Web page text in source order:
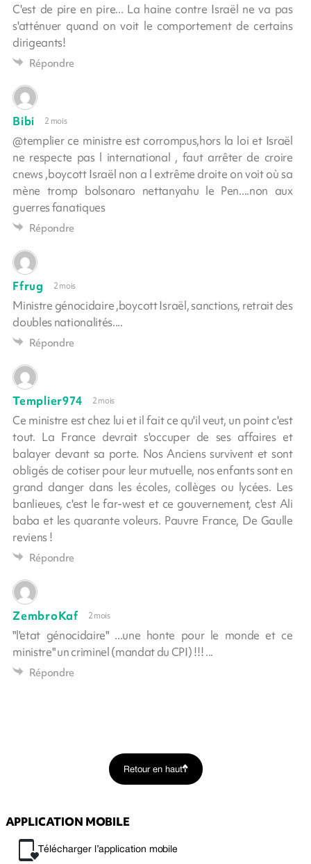
C'est de pire en pire... La haine contre Israël ne va pas
s'atténuer quand on voit le comportement de certains
dirigeants!
Répondre
Bibi 2 mois
@templier ce ministre est corrompus,hors la loi et Israël
ne respecte pas l international , faut arrêter de croire
cnews ,boycott Israël non a l extrême droite on voit où sa
mène tromp bolsonaro nettanyahu le Pen....non aux
guerres fanatiques
Répondre
Ffrug 2 mois
Ministre génocidaire ,boycott Israël, sanctions, retrait des
doubles nationalités....
Répondre
Templier974 2 mois
Ce ministre est chez lui et il fait ce qu'il veut, un point c'est
tout. La France devrait s'occuper de ses affaires et
balayer devant sa porte. Nos Anciens survivent et sont
obligés de cotiser pour leur mutuelle, nos enfants sont en
grand danger dans les écoles, collèges ou lycées. Les
banlieues, c'est le far-west et ce gouvernement, c'est Ali
baba et les quarante voleurs. Pauvre France, De Gaulle
reviens !
Répondre
ZembroKaf 2 mois
"l'etat génocidaire" ...une honte pour le monde et ce
ministre" un criminel (mandat du CPI) !!! ...
Répondre
Retour en haut
APPLICATION MOBILE
Télécharger l’application mobile